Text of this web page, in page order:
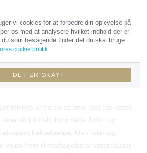
MERE PÅ TRUSTPILOT
mit nye ur fra swiss time. Det har været
forløb, hvor både Julian og
ekstremt behjælpelige. Man føler sig i
vejen frem til modtagelse af varen!Super
vi cookies for at forbedre din oplevelse på
os med at analysere hvilket indhold der er
du som besøgende finder det du skal bruge
cookie politik
DET ER OKAY!